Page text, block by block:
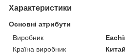
Характеристики
Основні атрибути
Виробник
Країна виробник
Китай